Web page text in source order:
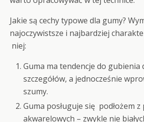
Jakie są cechy typowe dla gumy?
najoczywistsze i najbardziej
niej:
Guma ma tendencje do gubienia
szczegółów, a jednocześnie
szumy.
Guma posługuje się podłożem
akwarelowych – zwykle nie